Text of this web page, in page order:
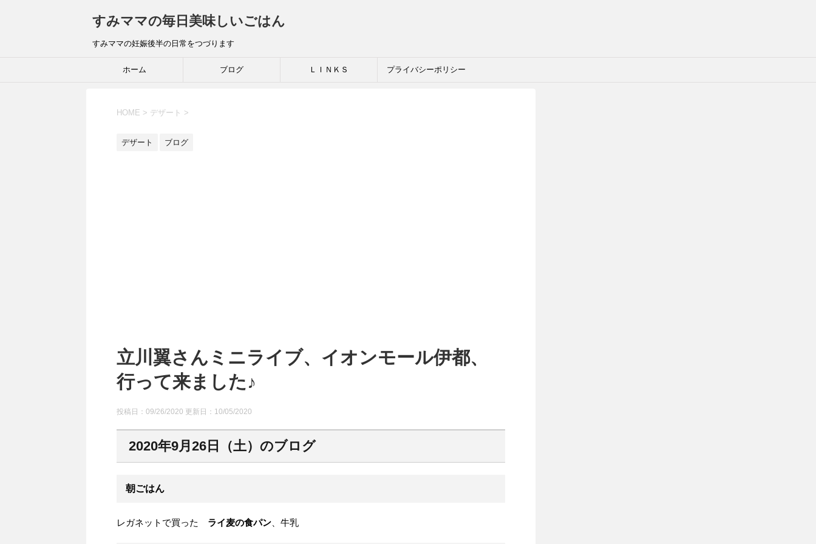
すみママの毎日美味しいごはん
すみママの妊娠後半の日常をつづります
ホーム ブログ ＬＩＮＫＳ プライバシーポリシー
HOME > デザート >
デザート ブログ
立川翼さんミニライブ、イオンモール伊都、
行って来ました♪
投稿日：09/26/2020 更新日： 10/05/2020
2020年9月26日（土）のブログ
朝ごはん
レガネットで買った ライ麦の食パン 、牛乳